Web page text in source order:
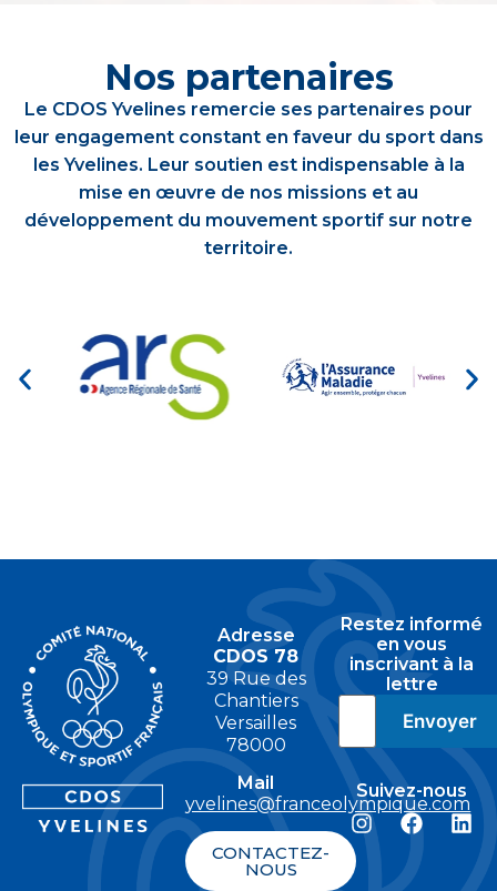
Nos partenaires
Le CDOS Yvelines remercie ses partenaires pour
leur engagement constant en faveur du sport dans
les Yvelines. Leur soutien est indispensable à la
mise en œuvre de nos missions et au
développement du mouvement sportif sur notre
territoire.
Adresse
CDOS 78
39 Rue des
Chantiers
Versailles
78000
Mail
yvelines@franceolympique.com
CONTACTEZ-
NOUS
Restez informé
en vous
inscrivant à la
lettre
Suivez-nous